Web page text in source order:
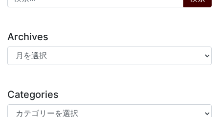
Archives
Archives
Categories
Categories